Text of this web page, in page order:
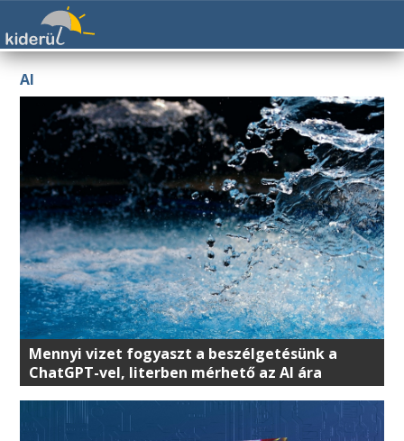
AI
Mennyi vizet fogyaszt a beszélgetésünk a
ChatGPT-vel, literben mérhető az AI ára